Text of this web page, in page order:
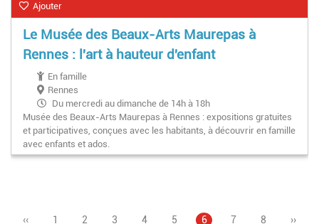
Ajouter
Le Musée des Beaux-Arts Maurepas à
Rennes : l'art à hauteur d'enfant
En famille
Rennes
Du mercredi au dimanche de 14h à 18h
Musée des Beaux-Arts Maurepas à Rennes : expositions gratuites
et participatives, conçues avec les habitants, à découvrir en famille
avec enfants et ados.
Pagination
Page
‹‹ Page
1 Page
2 Page
3 Page
4 Page
5
Page
6 Page
7 Page
8
Page
››